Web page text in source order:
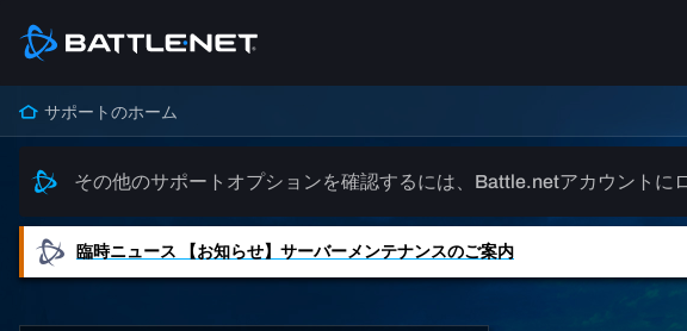
サポートのホーム
その他のサポートオプションを確認するには、Battle.netアカウントに
臨時ニュース 【お知らせ】サーバーメンテナンスのご案内